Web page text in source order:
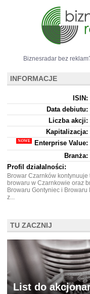
Biznesradar bez
INFORMACJE
ISIN:
Data debiutu:
Liczba akcji:
Kapitalizacja:
Enterprise Value:
Branża:
Profil działalności:
Browar Czarnków
browaru w Czarnkowie oraz
Browaru Gontyniec i
z...
TU ZACZNIJ
List do